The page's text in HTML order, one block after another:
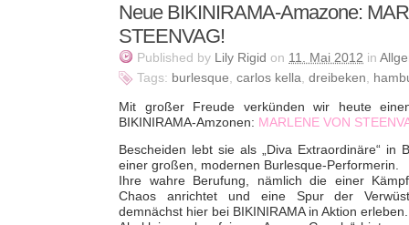
Neue BIKINIRAMA-Amazone:
STEENVAG!
Published by Lily Rigid on 11. Mai 2012 in
Tags: burlesque, carlos kella, dreibeken,
Mit großer Freude verkünden wir heute
BIKINIRAMA-Amzonen: MARLENE VON
Bescheiden lebt sie als „Diva Extraordinäre“ in
einer großen, modernen Burlesque-Performerin.
Ihre wahre Berufung, nämlich die einer
Chaos anrichtet und eine Spur der
demnächst hier bei BIKINIRAMA in Aktion erleben.